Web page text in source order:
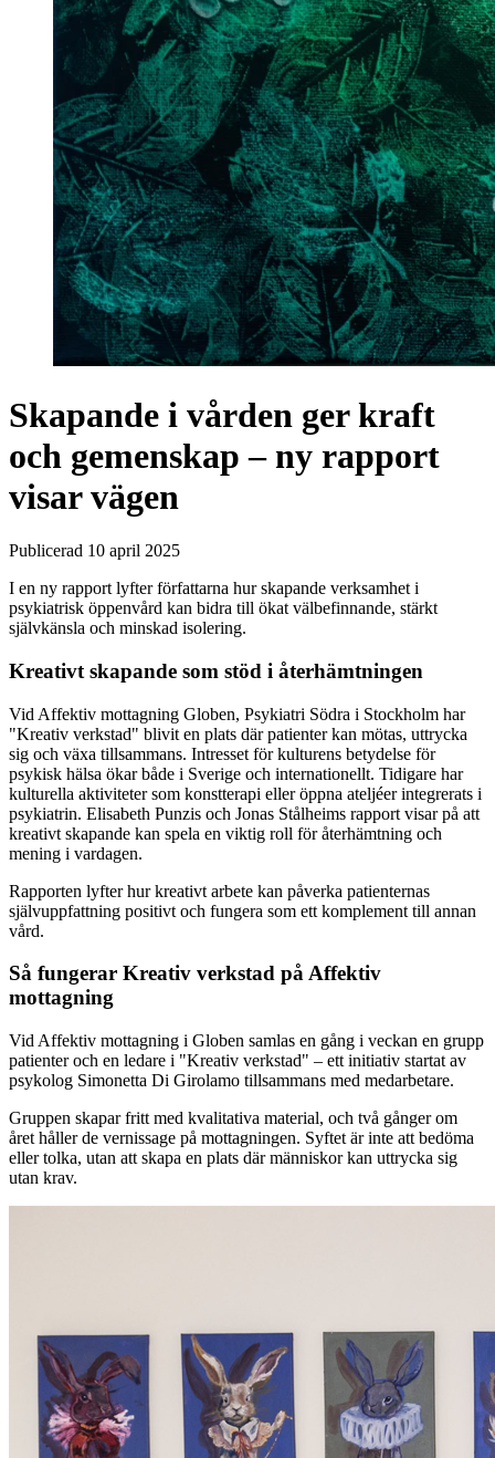
Skapande i vården ger kraft
och gemenskap – ny rapport
visar vägen
Publicerad 10 april 2025
I en ny rapport lyfter författarna hur skapande verksamhet i
psykiatrisk öppenvård kan bidra till ökat välbefinnande, stärkt
självkänsla och minskad isolering.
Kreativt skapande som stöd i återhämtningen
Vid Affektiv mottagning Globen, Psykiatri Södra i Stockholm har
"Kreativ verkstad" blivit en plats där patienter kan mötas, uttrycka
sig och växa tillsammans. Intresset för kulturens betydelse för
psykisk hälsa ökar både i Sverige och internationellt. Tidigare har
kulturella aktiviteter som konstterapi eller öppna ateljéer integrerats i
psykiatrin. Elisabeth Punzis och Jonas Stålheims rapport visar på att
kreativt skapande kan spela en viktig roll för återhämtning och
mening i vardagen.
Rapporten lyfter hur kreativt arbete kan påverka patienternas
självuppfattning positivt och fungera som ett komplement till annan
vård.
Så fungerar Kreativ verkstad på Affektiv
mottagning
Vid Affektiv mottagning i Globen samlas en gång i veckan en grupp
patienter och en ledare i "Kreativ verkstad" – ett initiativ startat av
psykolog Simonetta Di Girolamo tillsammans med medarbetare.
Gruppen skapar fritt med kvalitativa material, och två gånger om
året håller de vernissage på mottagningen. Syftet är inte att bedöma
eller tolka, utan att skapa en plats där människor kan uttrycka sig
utan krav.